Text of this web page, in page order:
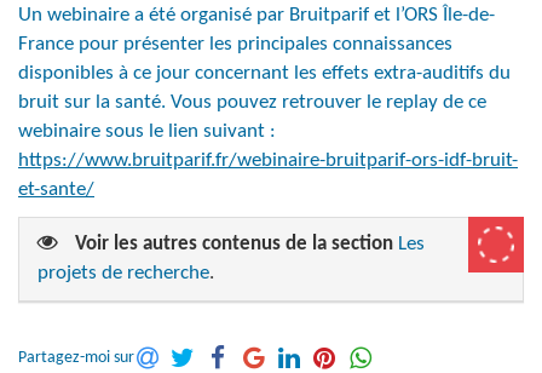
Un webinaire a été organisé par Bruitparif et l’ORS Île-de-
France pour présenter les principales connaissances
disponibles à ce jour concernant les effets extra-auditifs du
bruit sur la santé. Vous pouvez retrouver le replay de ce
webinaire sous le lien suivant :
https://www.bruitparif.fr/webinaire-bruitparif-ors-idf-bruit-
et-sante/
Voir les autres contenus de la section Les
projets de recherche.
Partagez-moi sur